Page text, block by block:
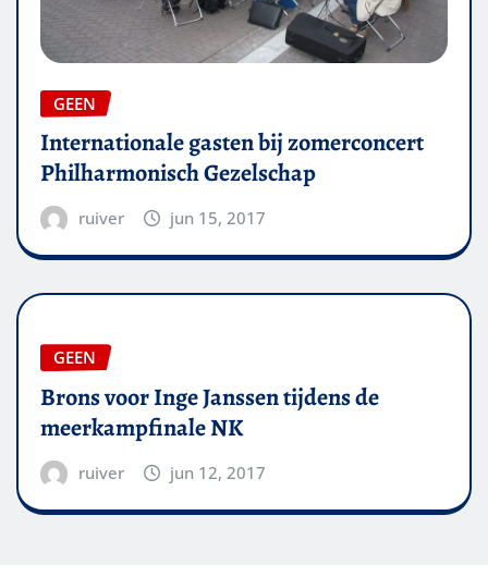
GEEN
Internationale gasten bij zomerconcert
Philharmonisch Gezelschap
ruiver jun 15, 2017
GEEN
Brons voor Inge Janssen tijdens de
meerkampfinale NK
ruiver jun 12, 2017